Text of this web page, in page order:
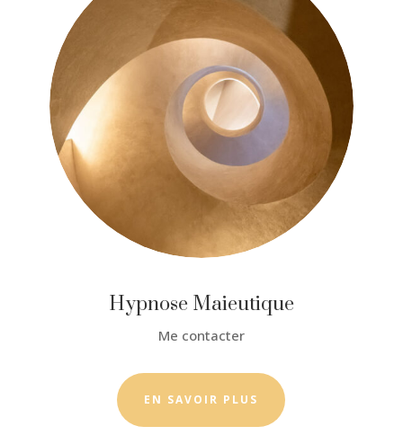
Hypnose Maieutique
Me contacter
EN SAVOIR PLUS